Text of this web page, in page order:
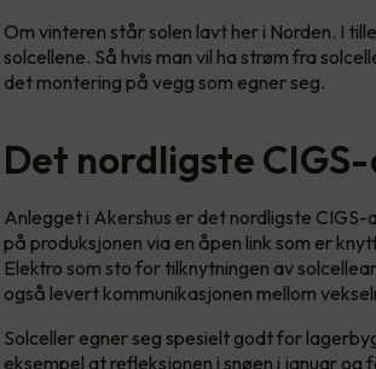
Om vinteren står solen lavt her i Norden. I
solcellene. Så hvis man vil ha strøm fra
det montering på vegg som egner seg.
Det nordligste
Anlegget i Akershus er det nordligste
på produksjonen via en åpen link som er
Elektro som sto for tilknytningen av
også levert kommunikasjonen mellom
Solceller egner seg spesielt godt for
eksempel at refleksjonen i snøen i januar